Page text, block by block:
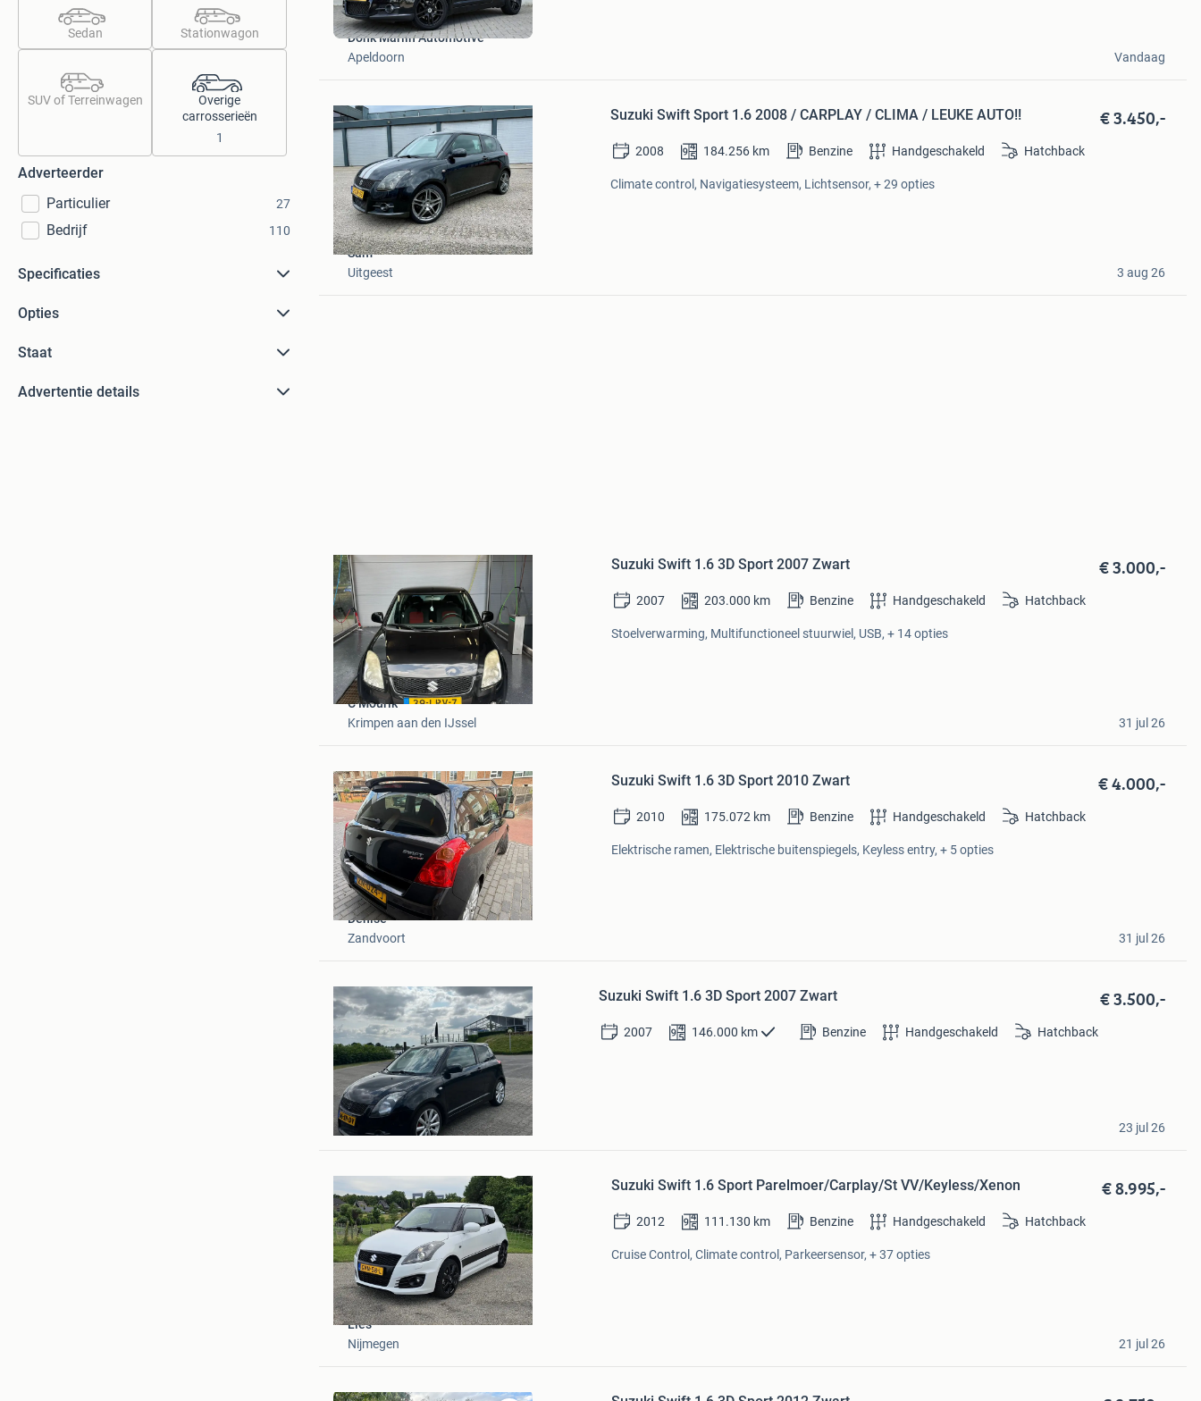
Sedan Stationwagon
SUV of Terreinwagen
Overige
carrosserieën
1
Adverteerder
Particulier
27
Bedrijf 110
Specificaties
Opties
Staat
Advertentie details
Donk Marlin Automotive
Apeldoorn
Vandaag
Mijn
Favorieten
Suzuki Swift Sport 1.6 2008 / CARPLAY / CLIMA / LEUKE AUTO!! € 3.450,-
2008 184.256 km Benzine Handgeschakeld Hatchback
Climate control, Navigatiesysteem, Lichtsensor, + 29 opties
Sam
Uitgeest
3 aug 26
Mijn
Favorieten
Suzuki Swift 1.6 3D Sport 2007 Zwart € 3.000,-
2007 203.000 km Benzine Handgeschakeld Hatchback
Stoelverwarming, Multifunctioneel stuurwiel, USB, + 14 opties
C Mourik
Krimpen aan den IJssel
31 jul 26
Mijn
Favorieten
Suzuki Swift 1.6 3D Sport 2010 Zwart € 4.000,-
2010 175.072 km Benzine Handgeschakeld Hatchback
Elektrische ramen, Elektrische buitenspiegels, Keyless entry, + 5 opties
Denise
Zandvoort
31 jul 26
Mijn
Favorieten
Suzuki Swift 1.6 3D Sport 2007 Zwart € 3.500,-
2007 146.000 km Benzine Handgeschakeld Hatchback
bob
Afferden
23 jul 26
Bewaren
in
Mijn
Favorieten
Suzuki Swift 1.6 Sport Parelmoer/Carplay/St VV/Keyless/Xenon € 8.995,-
2012 111.130 km Benzine Handgeschakeld Hatchback
Cruise Control, Climate control, Parkeersensor, + 37 opties
Lies
Nijmegen
21 jul 26